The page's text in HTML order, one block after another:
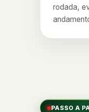
rodada,
PASSO A